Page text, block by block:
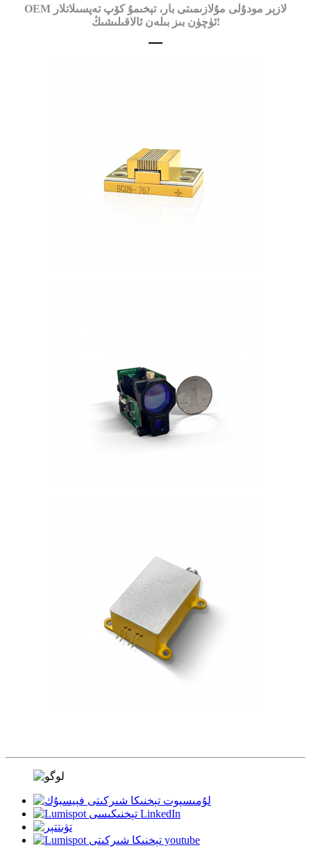
OEM لازېر مودۇلى مۇلازىمىتى بار، تېخىمۇ كۆپ تەپسىلاتلار
ئۈچۈن بىز بىلەن ئالاقىلىشىڭ!